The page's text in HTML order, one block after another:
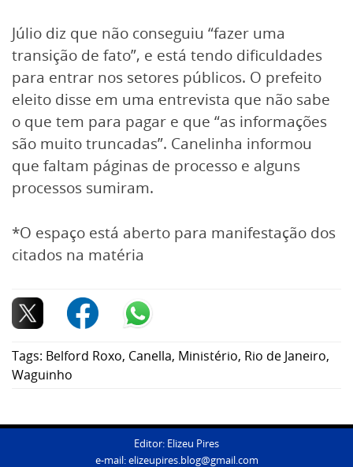
Júlio diz que não conseguiu “fazer uma
transição de fato”, e está tendo dificuldades
para entrar nos setores públicos. O prefeito
eleito disse em uma entrevista que não sabe
o que tem para pagar e que “as informações
são muito truncadas”. Canelinha informou
que faltam páginas de processo e alguns
processos sumiram.
*O espaço está aberto para manifestação dos
citados na matéria
Tags: Belford Roxo, Canella, Ministério, Rio de Janeiro,
Waguinho
Editor: Elizeu Pires
e-mail:elizeupires.blog@gmail.com